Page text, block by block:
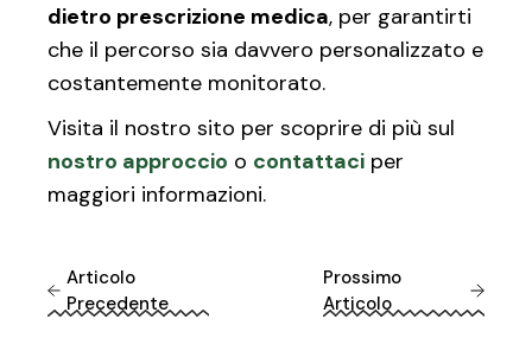
dietro prescrizione medica, per garantirti
che il percorso sia davvero personalizzato e
costantemente monitorato.
Visita il nostro sito per scoprire di più sul
nostro approccio o contattaci per
maggiori informazioni.
Articolo
Precedente
Prossimo
Articolo